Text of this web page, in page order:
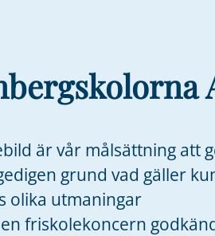
är vår målsättning att
grund vad gäller
olika utmaningar
friskolekoncern